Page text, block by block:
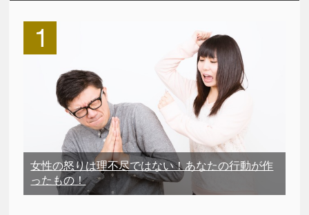
女性の怒りは理不尽ではない！あなたの行動が作
ったもの！